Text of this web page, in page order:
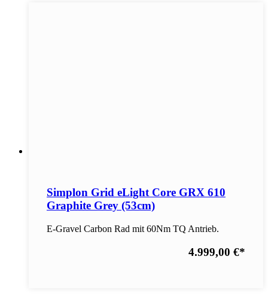
Simplon Grid eLight Core GRX 610
Graphite Grey (53cm)
E-Gravel Carbon Rad mit 60Nm TQ Antrieb.
4.999,00 €*